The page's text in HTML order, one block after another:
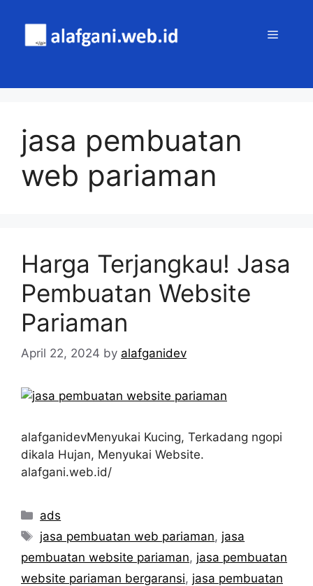
content
MENU
jasa pembuatan
web pariaman
Harga Terjangkau! Jasa
Pembuatan Website
Pariaman
April 22, 2024 by alafganidev
alafganidevMenyukai Kucing, Terkadang ngopi
dikala Hujan, Menyukai Website.
alafgani.web.id/
Categories
ads
Tags
jasa pembuatan web pariaman, jasa
pembuatan website pariaman, jasa pembuatan
website pariaman bergaransi, jasa pembuatan